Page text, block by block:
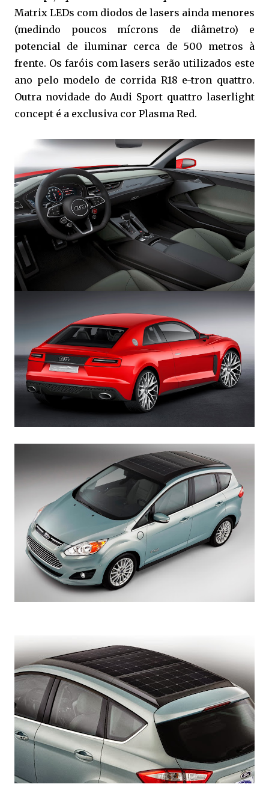
Matrix LEDs com diodos de lasers ainda menores
(medindo poucos mícrons de diâmetro) e
potencial de iluminar cerca de 500 metros à
frente. Os faróis com lasers serão utilizados este
ano pelo modelo de corrida R18 e-tron quattro.
Outra novidade do Audi Sport quattro laserlight
concept é a exclusiva cor Plasma Red.